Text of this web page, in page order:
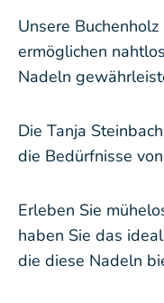
Unsere
ermöglichen
Nadeln
Die Tanja
die Bedürfnisse
Erleben Sie
haben Sie das
die diese Nadeln